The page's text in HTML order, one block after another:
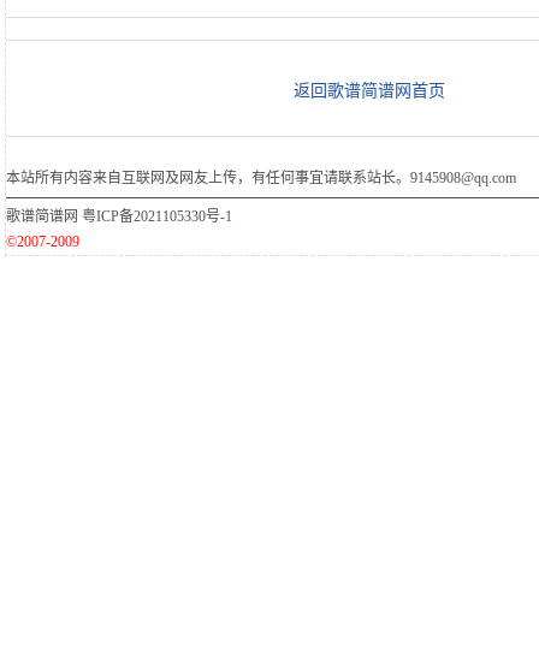
返回歌谱简谱网首页
本站所有内容来自互联网及网友上传，有任何事宜请联系站长。9145908@qq.com
歌谱简谱网 粤ICP备2021105330号-1
©2007-2009